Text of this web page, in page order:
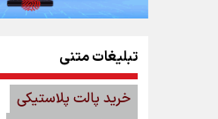
تبلیغات متنی
خرید پالت پلاستیکی